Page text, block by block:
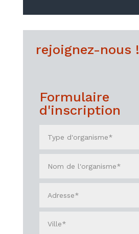
rejoignez-nous !
Formulaire
d'inscription